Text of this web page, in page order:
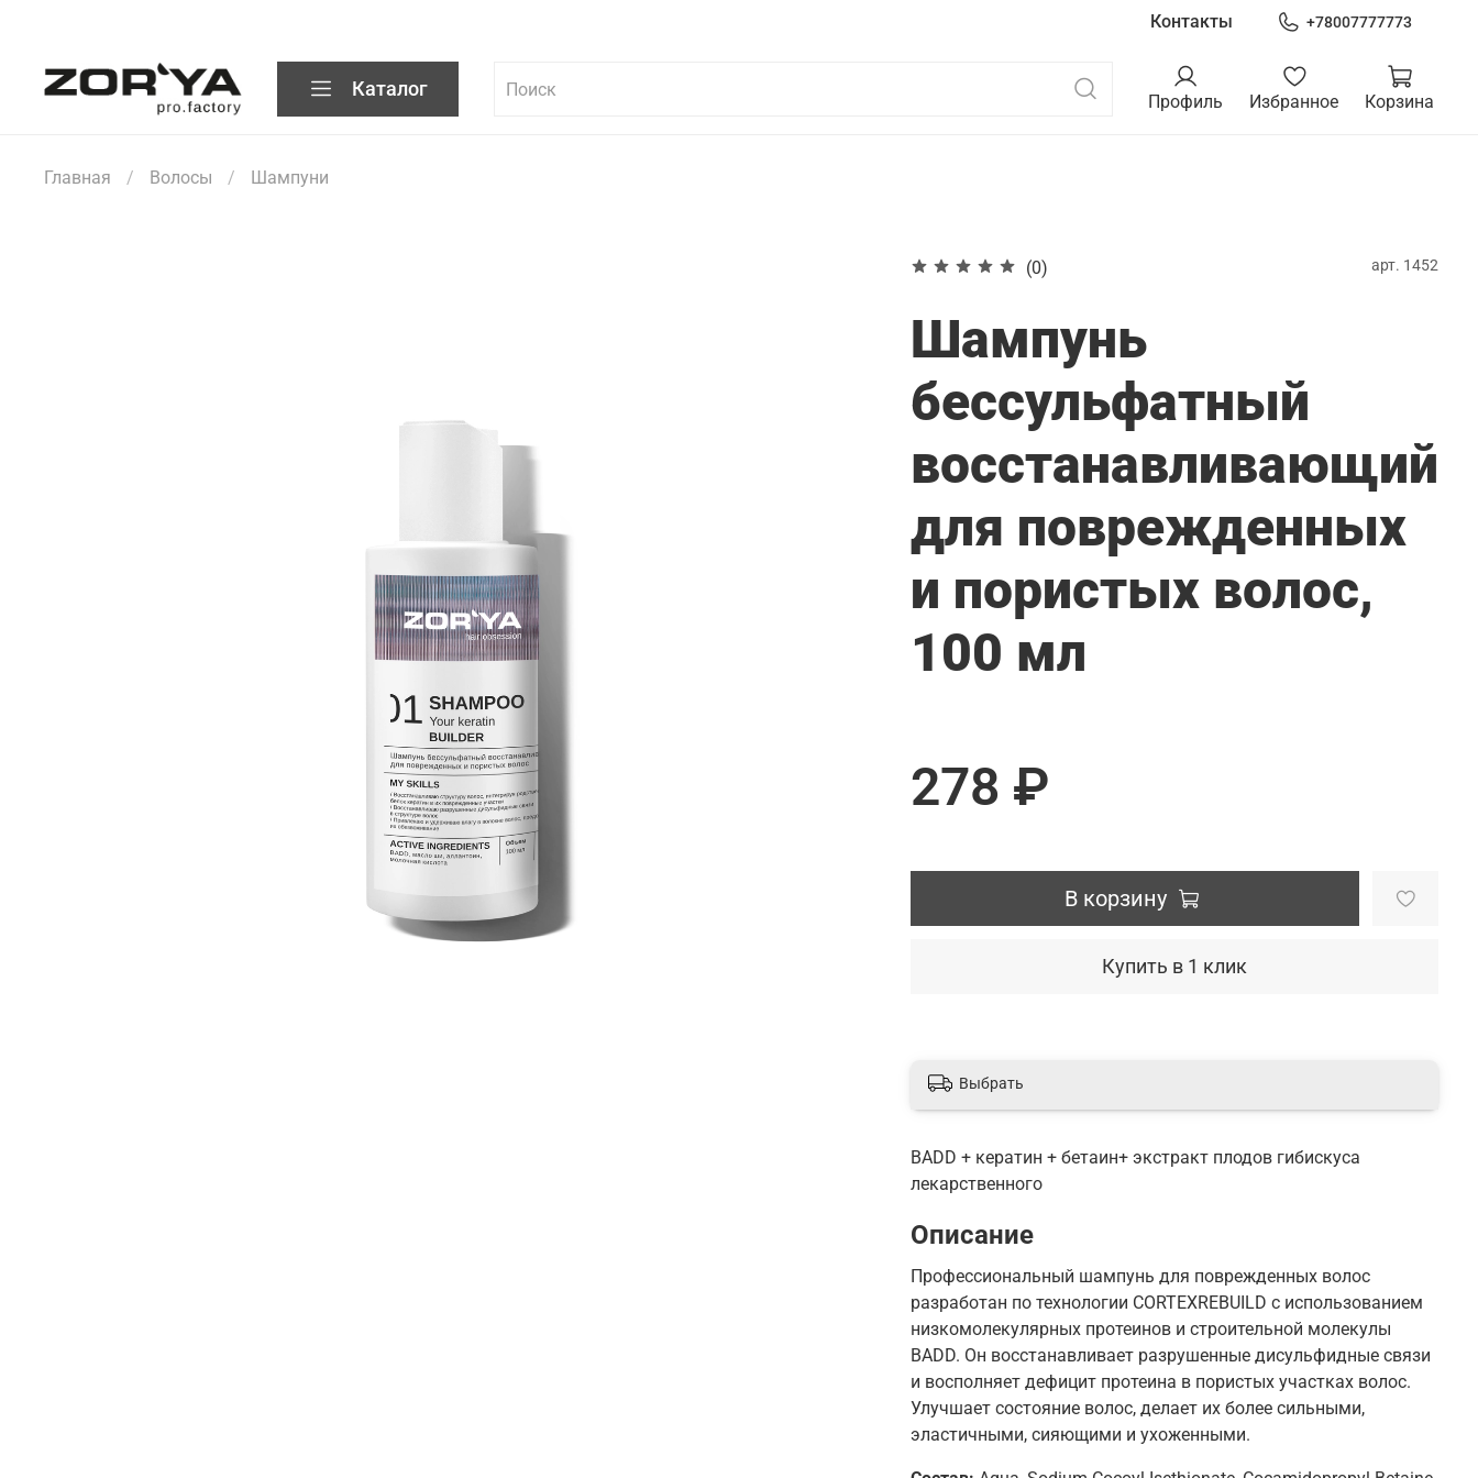
Контакты +78007777773
Каталог
Профиль Избранное Корзина
Главная Волосы Шампуни
(0) арт. 1452
Шампунь
бессульфатный
восстанавливающий
для поврежденных
и пористых волос,
100 мл
278 ₽
В корзину
Купить в 1 клик
Выбрать
BADD + кератин + бетаин+ экстракт плодов гибискуса
лекарственного
Описание
Профессиональный шампунь для поврежденных волос
разработан по технологии CORTEXREBUILD с использованием
низкомолекулярных протеинов и строительной молекулы
BADD. Он восстанавливает разрушенные дисульфидные связи
и восполняет дефицит протеина в пористых участках волос.
Улучшает состояние волос, делает их более сильными,
эластичными, сияющими и ухоженными.